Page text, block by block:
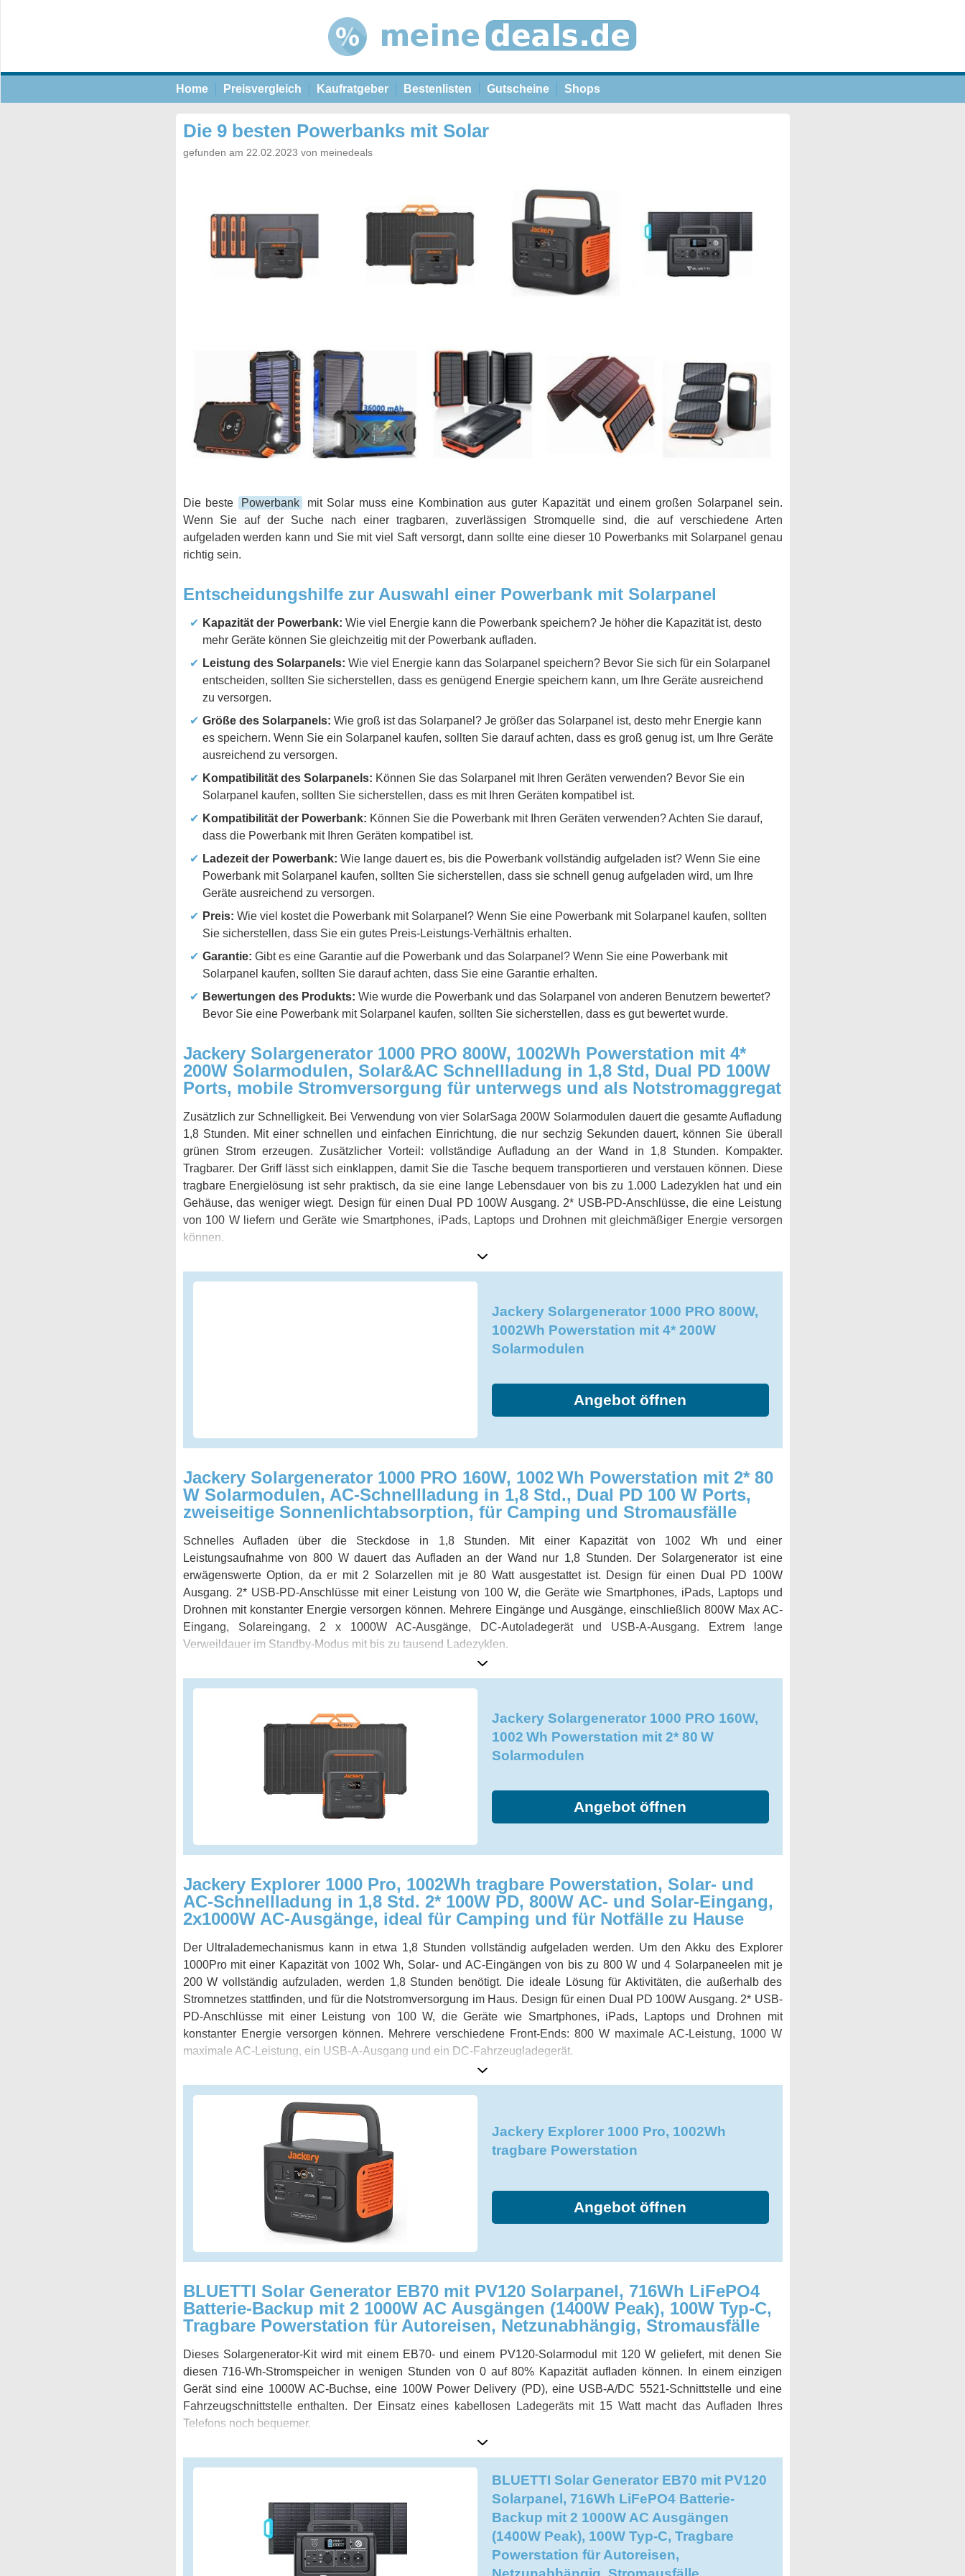
Home Preisvergleich Kaufratgeber Bestenlisten Gutscheine Shops
Die 9 besten Powerbanks mit Solar
gefunden am 22.02.2023 von meinedeals
Die beste Powerbank
mit Solar muss eine Kombination aus guter Kapazität und einem großen Solarpanel sein.
Wenn Sie auf der Suche nach einer tragbaren, zuverlässigen Stromquelle sind, die auf verschiedene Arten
aufgeladen werden kann und Sie mit viel Saft versorgt, dann sollte eine dieser 10 Powerbanks mit Solarpanel genau
richtig sein.
Entscheidungshilfe zur Auswahl einer Powerbank mit Solarpanel
Kapazität der Powerbank: Wie viel Energie kann die Powerbank speichern? Je höher die Kapazität ist, desto
mehr Geräte können Sie gleichzeitig mit der Powerbank aufladen.
Leistung des Solarpanels: Wie viel Energie kann das Solarpanel speichern? Bevor Sie sich für ein Solarpanel
entscheiden, sollten Sie sicherstellen, dass es genügend Energie speichern kann, um Ihre Geräte ausreichend
zu versorgen.
Größe des Solarpanels: Wie groß ist das Solarpanel? Je größer das Solarpanel ist, desto mehr Energie kann
es speichern. Wenn Sie ein Solarpanel kaufen, sollten Sie darauf achten, dass es groß genug ist, um Ihre Geräte
ausreichend zu versorgen.
Kompatibilität des Solarpanels: Können Sie das Solarpanel mit Ihren Geräten verwenden? Bevor Sie ein
Solarpanel kaufen, sollten Sie sicherstellen, dass es mit Ihren Geräten kompatibel ist.
Kompatibilität der Powerbank: Können Sie die Powerbank mit Ihren Geräten verwenden? Achten Sie darauf,
dass die Powerbank mit Ihren Geräten kompatibel ist.
Ladezeit der Powerbank: Wie lange dauert es, bis die Powerbank vollständig aufgeladen ist? Wenn Sie eine
Powerbank mit Solarpanel kaufen, sollten Sie sicherstellen, dass sie schnell genug aufgeladen wird, um Ihre
Geräte ausreichend zu versorgen.
Preis: Wie viel kostet die Powerbank mit Solarpanel? Wenn Sie eine Powerbank mit Solarpanel kaufen, sollten
Sie sicherstellen, dass Sie ein gutes Preis-Leistungs-Verhältnis erhalten.
Garantie: Gibt es eine Garantie auf die Powerbank und das Solarpanel? Wenn Sie eine Powerbank mit
Solarpanel kaufen, sollten Sie darauf achten, dass Sie eine Garantie erhalten.
Bewertungen des Produkts: Wie wurde die Powerbank und das Solarpanel von anderen Benutzern bewertet?
Bevor Sie eine Powerbank mit Solarpanel kaufen, sollten Sie sicherstellen, dass es gut bewertet wurde.
Jackery Solargenerator 1000 PRO 800W, 1002Wh Powerstation mit 4*
200W Solarmodulen, Solar&AC Schnellladung in 1,8 Std, Dual PD 100W
Ports, mobile Stromversorgung für unterwegs und als Notstromaggregat
Zusätzlich zur Schnelligkeit. Bei Verwendung von vier SolarSaga 200W Solarmodulen dauert die gesamte Aufladung
1,8 Stunden. Mit einer schnellen und einfachen Einrichtung, die nur sechzig Sekunden dauert, können Sie überall
grünen Strom erzeugen. Zusätzlicher Vorteil: vollständige Aufladung an der Wand in 1,8 Stunden. Kompakter.
Tragbarer. Der Griff lässt sich einklappen, damit Sie die Tasche bequem transportieren und verstauen können. Diese
tragbare Energielösung ist sehr praktisch, da sie eine lange Lebensdauer von bis zu 1.000 Ladezyklen hat und ein
Gehäuse, das weniger wiegt. Design für einen Dual PD 100W Ausgang. 2* USB-PD-Anschlüsse, die eine Leistung
von 100 W liefern und Geräte wie Smartphones, iPads, Laptops und Drohnen mit gleichmäßiger Energie versorgen
können.
Jackery Solargenerator 1000 PRO 800W,
1002Wh Powerstation mit 4* 200W
Solarmodulen
Angebot öffnen
Jackery Solargenerator 1000 PRO 160W, 1002 Wh Powerstation mit 2* 80
W Solarmodulen, AC-Schnellladung in 1,8 Std., Dual PD 100 W Ports,
zweiseitige Sonnenlichtabsorption, für Camping und Stromausfälle
Schnelles Aufladen über die Steckdose in 1,8 Stunden. Mit einer Kapazität von 1002 Wh und einer
Leistungsaufnahme von 800 W dauert das Aufladen an der Wand nur 1,8 Stunden. Der Solargenerator ist eine
erwägenswerte Option, da er mit 2 Solarzellen mit je 80 Watt ausgestattet ist. Design für einen Dual PD 100W
Ausgang. 2* USB-PD-Anschlüsse mit einer Leistung von 100 W, die Geräte wie Smartphones, iPads, Laptops und
Drohnen mit konstanter Energie versorgen können. Mehrere Eingänge und Ausgänge, einschließlich 800W Max AC-
Eingang, Solareingang, 2 x 1000W AC-Ausgänge, DC-Autoladegerät und USB-A-Ausgang. Extrem lange
Verweildauer im Standby-Modus mit bis zu tausend Ladezyklen.
Jackery Solargenerator 1000 PRO 160W,
1002 Wh Powerstation mit 2* 80 W
Solarmodulen
Angebot öffnen
Jackery Explorer 1000 Pro, 1002Wh tragbare Powerstation, Solar- und
AC-Schnellladung in 1,8 Std. 2* 100W PD, 800W AC- und Solar-Eingang,
2x1000W AC-Ausgänge, ideal für Camping und für Notfälle zu Hause
Der Ultralademechanismus kann in etwa 1,8 Stunden vollständig aufgeladen werden. Um den Akku des Explorer
1000Pro mit einer Kapazität von 1002 Wh, Solar- und AC-Eingängen von bis zu 800 W und 4 Solarpaneelen mit je
200 W vollständig aufzuladen, werden 1,8 Stunden benötigt. Die ideale Lösung für Aktivitäten, die außerhalb des
Stromnetzes stattfinden, und für die Notstromversorgung im Haus. Design für einen Dual PD 100W Ausgang. 2* USB-
PD-Anschlüsse mit einer Leistung von 100 W, die Geräte wie Smartphones, iPads, Laptops und Drohnen mit
konstanter Energie versorgen können. Mehrere verschiedene Front-Ends: 800 W maximale AC-Leistung, 1000 W
maximale AC-Leistung, ein USB-A-Ausgang und ein DC-Fahrzeugladegerät.
Jackery Explorer 1000 Pro, 1002Wh
tragbare Powerstation
Angebot öffnen
BLUETTI Solar Generator EB70 mit PV120 Solarpanel, 716Wh LiFePO4
Batterie-Backup mit 2 1000W AC Ausgängen (1400W Peak), 100W Typ-C,
Tragbare Powerstation für Autoreisen, Netzunabhängig, Stromausfälle
Dieses Solargenerator-Kit wird mit einem EB70- und einem PV120-Solarmodul mit 120 W geliefert, mit denen Sie
diesen 716-Wh-Stromspeicher in wenigen Stunden von 0 auf 80% Kapazität aufladen können. In einem einzigen
Gerät sind eine 1000W AC-Buchse, eine 100W Power Delivery (PD), eine USB-A/DC 5521-Schnittstelle und eine
Fahrzeugschnittstelle enthalten. Der Einsatz eines kabellosen Ladegeräts mit 15 Watt macht das Aufladen Ihres
Telefons noch bequemer.
BLUETTI Solar Generator EB70 mit PV120
Solarpanel, 716Wh LiFePO4 Batterie-
Backup mit 2 1000W AC Ausgängen
(1400W Peak), 100W Typ-C, Tragbare
Powerstation für Autoreisen,